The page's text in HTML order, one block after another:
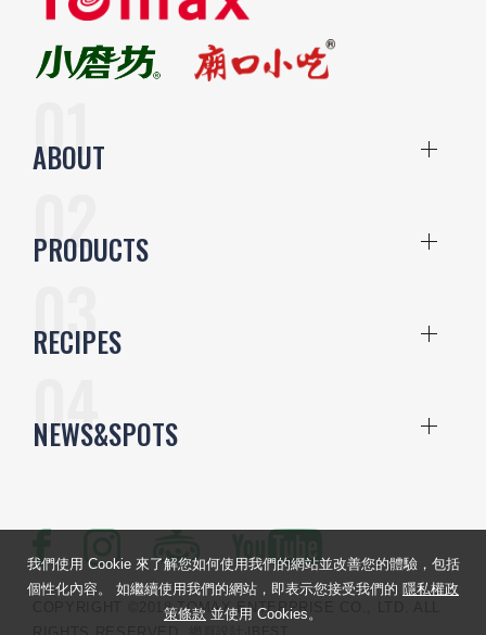
ABOUT
PRODUCTS
RECIPES
NEWS&SPOTS
COPYRIGHT ©2018 TOMAX ENTERPRISE CO., LTD. ALL
我們使用 Cookie 來了解您如何使用我們的網站並改善您的體驗，包括
個性化內容。 如繼續使用我們的網站，即表示您接受我們的 隱私權政
策條款 並使用 Cookies。